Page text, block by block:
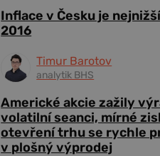
Inflace v Česku je
2016
Timur Barotov
analytik BHS
Americké akcie zažily
volatilní seanci, mírné
otevření trhu se rychle
v plošný výprodej